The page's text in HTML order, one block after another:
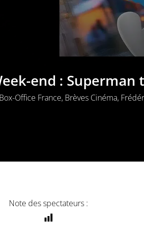
end :
Box-Office France, Brèves Cinéma,
Note des spectateurs :